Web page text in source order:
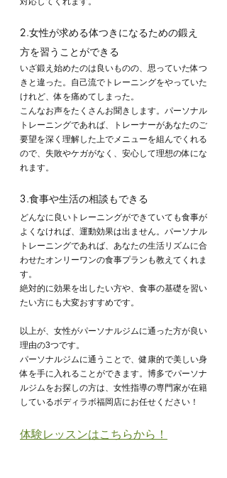
2.女性が求める体つきになるための鍛え
方を習うことができる
いざ鍛え始めたのは良いものの、思っていた体つ
きと違った。自己流でトレーニングをやっていた
けれど、体を痛めてしまった。
こんなお声をたくさんお聞きします。パーソナル
トレーニングであれば、トレーナーがあなたのご
要望を深く理解した上でメニューを組んでくれる
ので、失敗やケガがなく、安心して理想の体にな
れます。
3.食事や生活の相談もできる
どんなに良いトレーニングができていても食事が
よくなければ、運動効果は出ません。パーソナル
トレーニングであれば、あなたの生活リズムに合
わせたオンリーワンの食事プランも教えてくれま
す。
絶対的に効果を出したい方や、食事の基礎を習い
たい方にも大変おすすめです。
以上が、女性がパーソナルジムに通った方が良い
理由の3つです。
パーソナルジムに通うことで、健康的で美しい身
体を手に入れることができます。博多でパーソナ
ルジムをお探しの方は、女性指導の専門家が在籍
しているボディラボ福岡店にお任せください！
体験レッスンはこちらから！